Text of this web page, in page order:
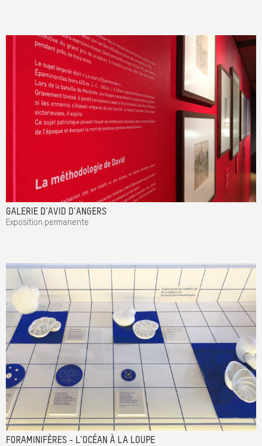
GALERIE D'AVID D'ANGERS
Exposition permanente
FORAMINIFÈRES - L'OCÉAN À LA LOUPE